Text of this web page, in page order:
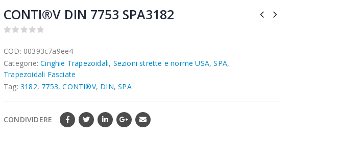
CONTI®V DIN 7753 SPA3182
COD: 00393c7a9ee4
Categorie:Cinghie Trapezoidali, Sezioni strette e norme USA,SPA,
Trapezoidali Fasciate
Tag: 3182, 7753,CONTI®V, DIN,SPA
CONDIVIDERE